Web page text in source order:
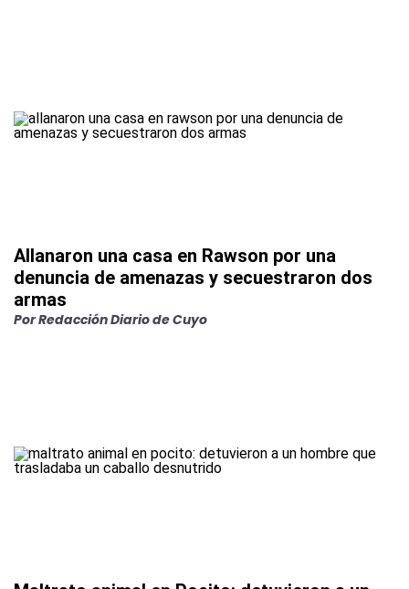
Allanaron una casa en Rawson por una
denuncia de amenazas y secuestraron dos
armas
PorRedacción Diario de Cuyo